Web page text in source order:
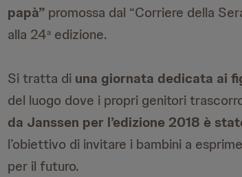
papà” promossa dal “Corriere della
alla 24a edizione.
Si tratta di una giornata dedicata ai
del luogo dove i propri genitori
da Janssen per l’edizione 2018 è
l’obiettivo di invitare i bambini a
per il futuro.